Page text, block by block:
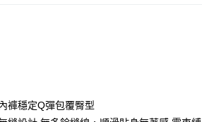
褲穩定Q彈包覆臀型